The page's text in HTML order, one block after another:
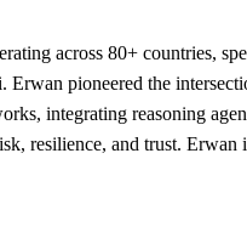
across 80+ countries,
pioneered the
integrating reasoning
resilience, and trust.